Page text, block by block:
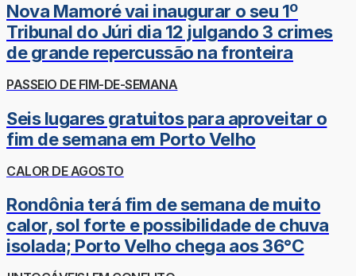
Nova Mamoré vai inaugurar o seu 1º
Tribunal do Júri dia 12 julgando 3 crimes
de grande repercussão na fronteira
PASSEIO DE FIM-DE-SEMANA
Seis lugares gratuitos para aproveitar o
fim de semana em Porto Velho
CALOR DE AGOSTO
Rondônia terá fim de semana de muito
calor, sol forte e possibilidade de chuva
isolada; Porto Velho chega aos 36°C